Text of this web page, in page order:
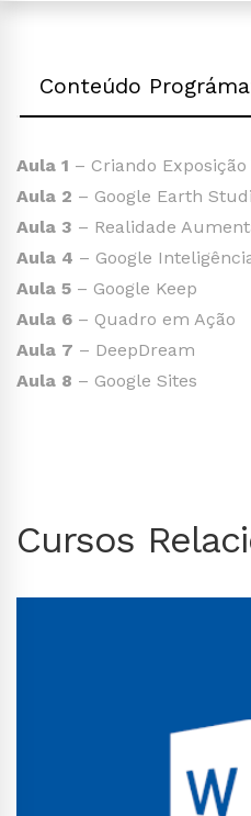
Conteúdo
Aula 1 – Criando
Aula 2 – Google Earth
Aula 3 – Realidade
Aula 4 – Google
Aula 5 – Google Keep
Aula 6 – Quadro em Ação
Aula 7 – DeepDream
Aula 8 – Google Sites
Cursos